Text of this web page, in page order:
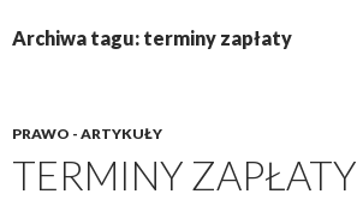
Archiwa tagu: terminy zapłaty
PRAWO - ARTYKUŁY
TERMINY ZAPŁATY